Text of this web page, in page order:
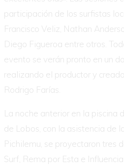
participación de los surfistas
Francisco Veliz, Nathan
Diego Figueroa entre otros.
evento se verán pronto en un
realizando el productor y
Rodrigo Farías.
La noche anterior en la piscina
de Lobos, con la asistencia de
Pichilemu, se proyectaron tres
Surf, Rema por Esta e